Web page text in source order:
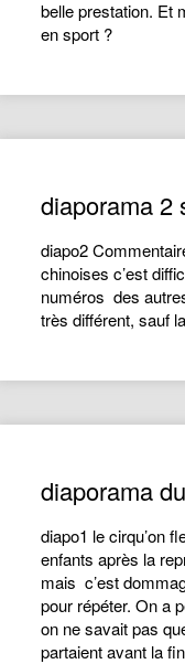
belle prestation. Et
en sport ?
diaporama 2
diapo2
chinoises c’est
numéros des
très différent, sauf
diaporama
diapo1 le cirqu’on
enfants après la
mais c’est
pour répéter. On a
on ne savait pas
partaient avant la